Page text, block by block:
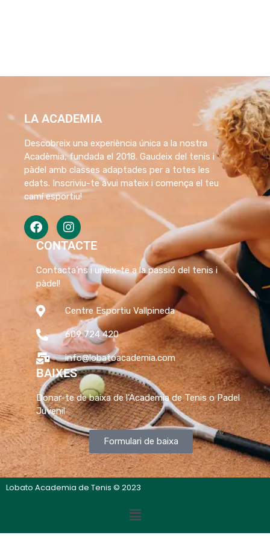
LA ACADEMIA
Descobreix una experiència única a la nostra
Acadèmia, fundada el 2018. Gaudeix del tenis i
pàdel amb classes adaptades per a totes les
edats. Inscriviu-te avui mateix i comença el teu
camí esportiu!
CONTACTE
Contacta’ns i uneix-te a la passió del tenis i
pàdel!
Centre Esportiu Vallpineda
609 724 420
info@lobatoacademia.com
BAIXES
Donar-te de baixa de l’Academia de Tenis o Padel
Juvenil
Formulari de baixa
Lobato Academia de Tenis © 2023